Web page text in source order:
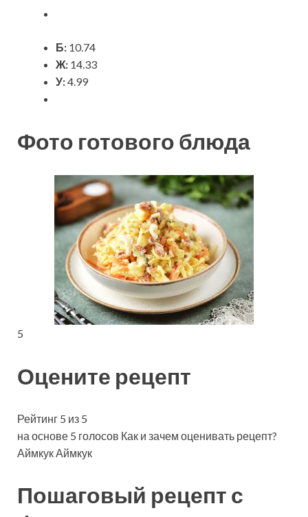
Б: 10.74
Ж: 14.33
У:4.99
Фото готового блюда
5
Оцените рецепт
Рейтинг 5 из 5
на основе 5 голосов Как и зачем оценивать рецепт?
Аймкук Аймкук
Пошаговый рецепт с